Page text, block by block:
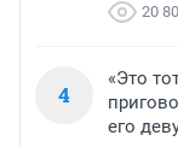
20
4
«Это
его